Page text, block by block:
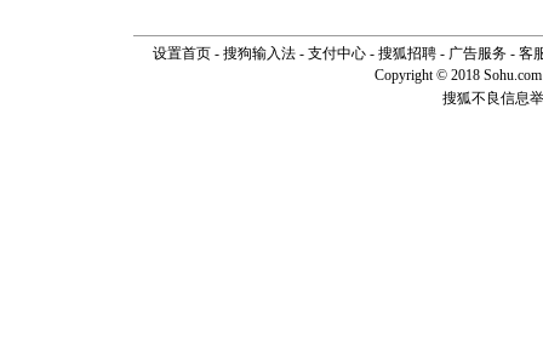
设置首页- 搜狗输入法- 支付中心- 搜狐招聘- 广告服务- 客
Copyright © 2018
搜狐不良信息